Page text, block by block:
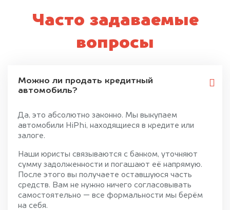
Часто задаваемые
вопросы
Можно ли продать кредитный
автомобиль?
Да, это абсолютно законно. Мы выкупаем
автомобили HiPhi, находящиеся в кредите или
залоге.
Наши юристы связываются с банком, уточняют
сумму задолженности и погашают её напрямую.
После этого вы получаете оставшуюся часть
средств. Вам не нужно ничего согласовывать
самостоятельно — все формальности мы берём
на себя.